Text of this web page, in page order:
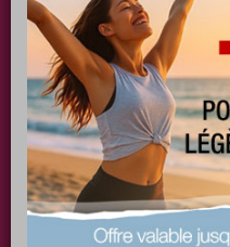
PLUS
EFFICACE